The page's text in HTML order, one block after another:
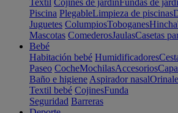
Textil Cojines de jardínFundas de
Piscina PlegableLimpieza de piscinas
Juguetes ColumpiosToboganes
Mascotas ComederosJaulasCasetas
Bebé
Habitación bebé Humidificadores
Paseo CocheMochilasAccesorios
Baño e higiene Aspirador nasal
Textil bebé CojinesFunda
Seguridad Barreras